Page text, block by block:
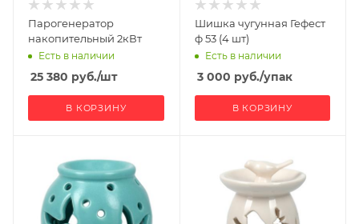
Парогенератор
накопительный 2кВт
Есть в наличии
25 380 руб./шт
В КОРЗИНУ
Шишка чугунная Гефест
ф 53 (4 шт)
Есть в наличии
3 000 руб./упак
В КОРЗИНУ
Ширина, мм
Глубина, мм
20
Глубина, мм